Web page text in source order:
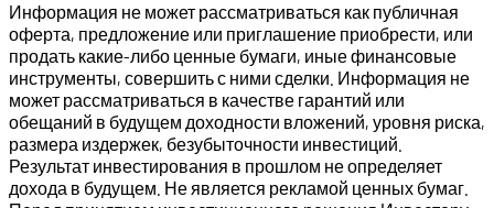
Информация не может рассматриваться как публичная
оферта, предложение или приглашение приобрести, или
продать какие-либо ценные бумаги, иные финансовые
инструменты, совершить с ними сделки. Информация не
может рассматриваться в качестве гарантий или
обещаний в будущем доходности вложений, уровня риска,
размера издержек, безубыточности инвестиций.
Результат инвестирования в прошлом не определяет
дохода в будущем. Не является рекламой ценных бумаг.